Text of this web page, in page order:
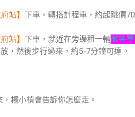
站】 下車，轉搭計程車，約起跳價
站】 下車，就近在旁邊租一輛微笑
，然後步行過來，約5-7分鐘可達。
楊小禎會告訴你怎麼走。